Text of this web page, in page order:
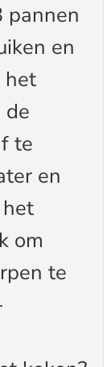
pannen
en
het
de
te
en
om
te